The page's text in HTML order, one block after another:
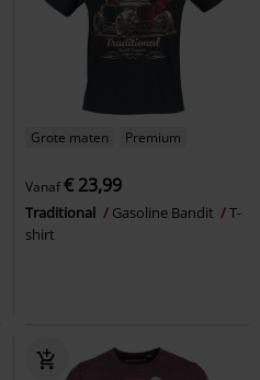
Grote maten Premium
Vanaf€ 23,99
Traditional Gasoline Bandit
T-
shirt